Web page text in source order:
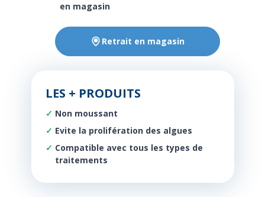
en magasin
Retrait en magasin
LES + PRODUITS
Non moussant
Evite la prolifération des algues
Compatible avec tous les types de
traitements